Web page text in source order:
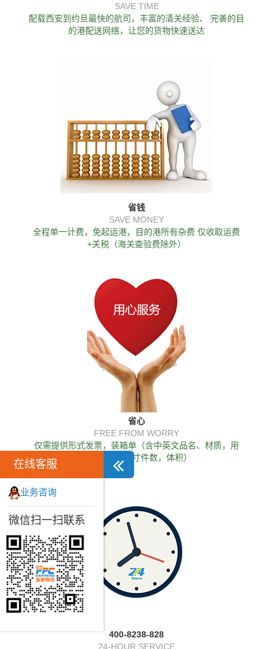
SAVE TIME
配载西安到约旦最快的航司，丰富的清关经验、 完善的目
的港配送网络，让您的货物快速送达
省钱
SAVE MONEY
全程单一计费，免起运港，目的港所有杂费 仅收取运费
+关税（海关查验费除外）
省心
FREE FROM WORRY
仅需提供形式发票，装箱单（含中英文品名、材质，用
途、重量，尺寸件数，体积）
400-8238-828
24-HOUR SERVICE
在线客服
业务咨询
微信扫一扫联系